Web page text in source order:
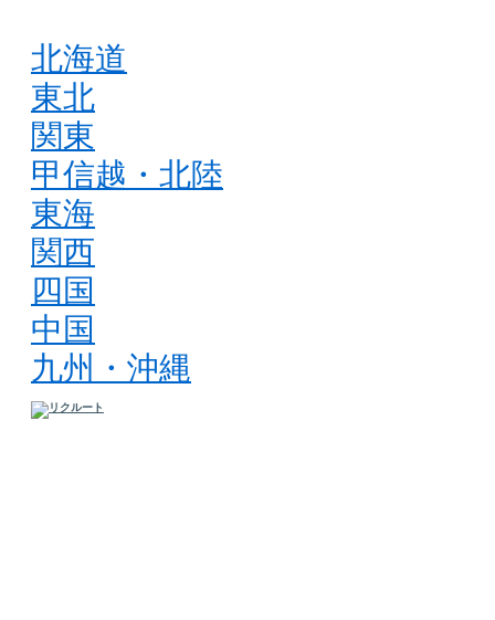
北海道
東北
関東
甲信越・北陸
東海
関西
四国
中国
九州・沖縄